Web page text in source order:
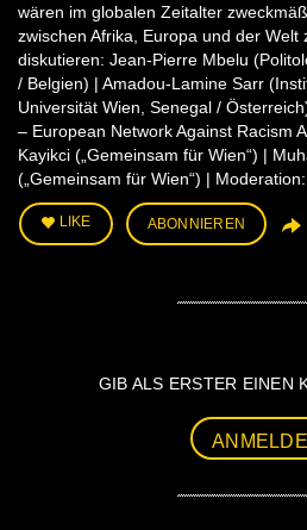
wären im globalen Zeitalter
zwischen Afrika, Europa und der Welt
diskutieren: Jean-Pierre Mbelu
/ Belgien) | Amadou-Lamine Sarr
Universität Wien, Senegal /
– European Network Against Racism
Kayikci („Gemeinsam für Wien“) |
(„Gemeinsam für Wien“) |
LIKE ABONNIEREN
GIB ALS ERSTER EINEN